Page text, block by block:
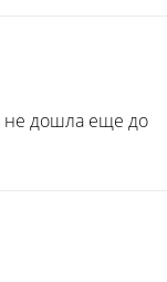
не дошла еще до